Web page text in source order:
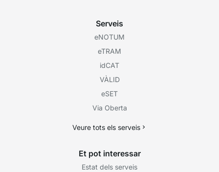
Serveis
eNOTUM
eTRAM
idCAT
VÀLID
eSET
Via Oberta
Veure tots els serveis
Et pot interessar
Estat dels serveis